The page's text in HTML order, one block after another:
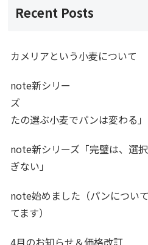
Recent Posts
カメリアという小麦について
note新シリー
ズ 「
たの選ぶ小麦でパンは変わる」
note新シリーズ「完璧は、選
ぎない」
note始めました（パンについ
てます）
4月のお知らせ＆価格改訂